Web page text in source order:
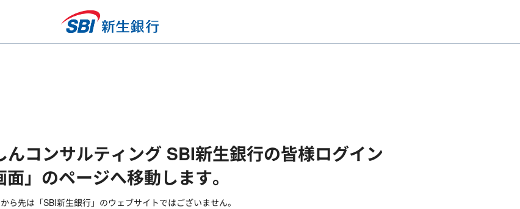
んコンサルティング SBI新生銀行の皆様ログイン
面」のページへ移動します。
ら先は「SBI新生銀行」のウェブサイトではございません。